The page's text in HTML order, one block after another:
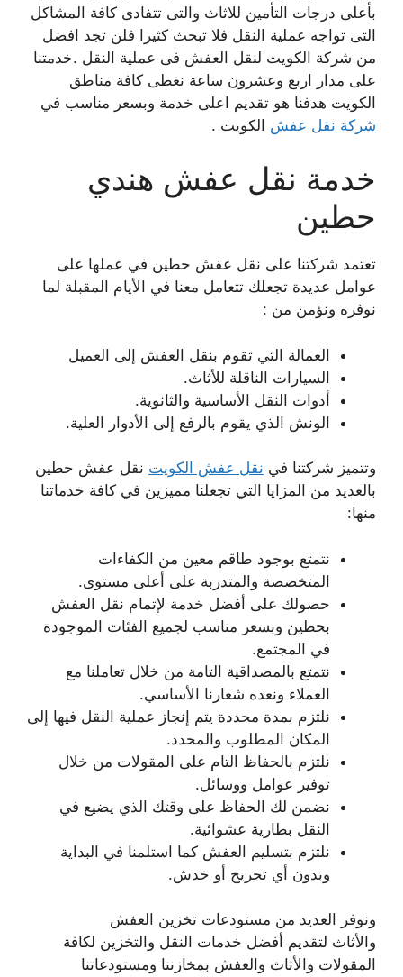
بأعلى درجات التأمين للاثاث والتى تتفادى كافة المشاكل
التى تواجه عملية النقل فلا تبحث كثيرا فلن تجد افضل
من شركة الكويت لنقل العفش فى عملية النقل .خدمتنا
على مدار اربع وعشرون ساعة نغطى كافة مناطق
الكويت هدفنا هو تقديم اعلى خدمة وبسعر مناسب في
شركة نقل عفش الكويت .
خدمة نقل عفش هندي
حطين
تعتمد شركتنا على نقل عفش حطين في عملها على
عوامل عديدة تجعلك تتعامل معنا في الأيام المقبلة لما
نوفره ونؤمن من :
العمالة التي تقوم بنقل العفش إلى العميل
السيارات الناقلة للأثاث.
أدوات النقل الأساسية والثانوية.
الونش الذي يقوم بالرفع إلى الأدوار العلية.
وتتميز شركتنا في نقل عفش الكويت نقل عفش حطين
بالعديد من المزايا التي تجعلنا مميزين في كافة خدماتنا
منها:
نتمتع بوجود طاقم معين من الكفاءات
المتخصصة والمتدربة على أعلى مستوى.
حصولك على أفضل خدمة لإتمام نقل العفش
بحطين وبسعر مناسب لجميع الفئات الموجودة
في المجتمع.
نتمتع بالمصداقية التامة من خلال تعاملنا مع
العملاء ونعده شعارنا الأساسي.
نلتزم بمدة محددة يتم إنجاز عملية النقل فيها إلى
المكان المطلوب والمحدد.
نلتزم بالحفاظ التام على المقولات من خلال
توفير عوامل ووسائل.
نضمن لك الحفاظ على وقتك الذي يضيع في
النقل بطارية عشوائية.
نلتزم بتسليم العفش كما استلمنا في البداية
وبدون أي تجريح أو خدش.
ونوفر العديد من مستودعات تخزين العفش
والأثاث لتقديم أفضل خدمات النقل والتخزين لكافة
المقولات والأثاث والعفش بمخازننا ومستودعاتنا